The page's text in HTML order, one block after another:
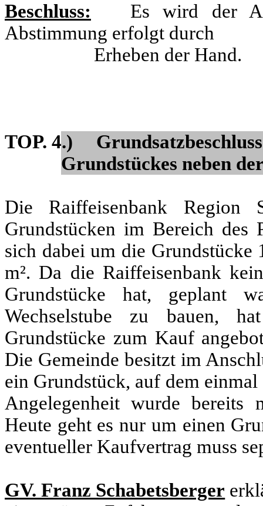
Beschluss: Es wird der
Abstimmung erfolgt durch
Erheben der Hand.
TOP. 4.)
Grundstückes neben
Die Raiffeisenbank
Grundstücken im Bereich des
sich dabei um die
m². Da die Raiffeisenbank
Grundstücke hat, geplant
Wechselstube zu bauen,
Grundstücke zum Kauf
Die Gemeinde besitzt im
ein Grundstück, auf dem
Angelegenheit wurde bereits
Heute geht es nur um einen
eventueller Kaufvertrag muss
GV. Franz Schabetsberger